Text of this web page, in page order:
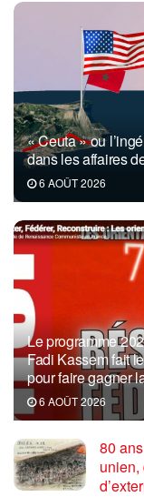
« Ceuta » ou
dans les affaires
6 AOÛT 2026
Le programme
Fadi Kassem fait
pour faire gagner
6 AOÛT 2026
80
unien,